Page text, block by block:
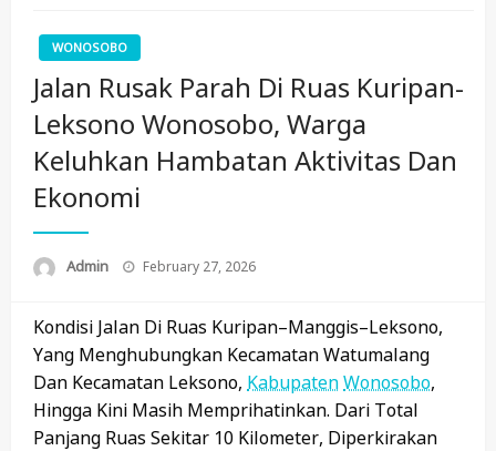
WONOSOBO
Jalan Rusak Parah Di Ruas Kuripan-
Leksono Wonosobo, Warga
Keluhkan Hambatan Aktivitas Dan
Ekonomi
Admin
Posted
February 27, 2026
Kondisi Jalan Di Ruas Kuripan–Manggis–Leksono,
Yang Menghubungkan Kecamatan Watumalang
Dan Kecamatan Leksono, KabupatenWonosobo,
Hingga Kini Masih Memprihatinkan. Dari Total
Panjang Ruas Sekitar 10 Kilometer, Diperkirakan